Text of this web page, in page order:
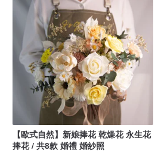
【歐式自然】新娘捧花 乾燥花 永生花
捧花 / 共8款 婚禮 婚紗照